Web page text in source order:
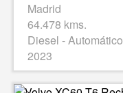
Madrid
64.478 kms.
Diesel - Automático
2023